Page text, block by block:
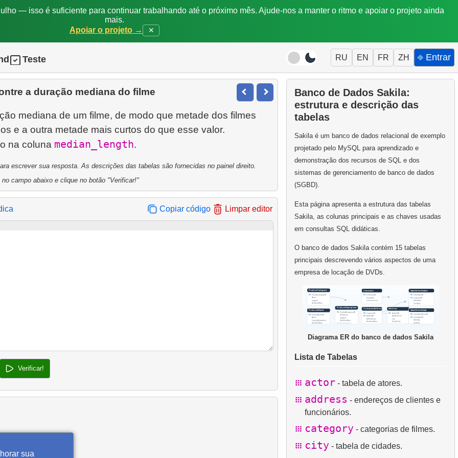
— isso é suficiente para continuar trabalhando até o próximo mês. Ajude-nos a manter o ritmo e apoiar o projeto ainda
mais.
Apoiar o projeto →
✕
Teste RU EN FR ZH ⎆ Entrar
a duração mediana do filme
mediana de um filme, de modo que metade dos filmes
e a outra metade mais curtos do que esse valor.
na coluna median_length
escrever sua resposta. As descrições das tabelas são fornecidas no painel direito.
campo abaixo e clique no botão "Verificar!"
Copiar código Limpar editor
Verificar!
Banco de Dados Sakila:
estrutura e descrição das
tabelas
Sakila é um banco de dados relacional de exemplo
projetado pelo MySQL para aprendizado e
demonstração dos recursos de SQL e dos
sistemas de gerenciamento de banco de dados
(SGBD).
Esta página apresenta a estrutura das tabelas
Sakila, as colunas principais e as chaves usadas
em consultas SQL didáticas.
O banco de dados Sakila contém 15 tabelas
principais descrevendo vários aspectos de uma
empresa de locação de DVDs.
Diagrama ER do banco de dados Sakila
Lista de Tabelas
actor - tabela de atores.
address - endereços de clientes e
funcionários.
category - categorias de filmes.
city - tabela de cidades.
sua